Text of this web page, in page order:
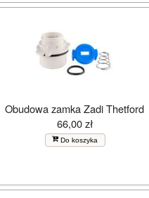
Obudowa zamka Zadi Thetford
66,00 zł
Do koszyka